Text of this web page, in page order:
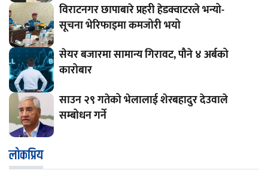
विराटनगर छापाबारे प्रहरी हेडक्वाटरले भन्यो-
सूचना भेरिफाइमा कमजोरी भयो
सेयर बजारमा सामान्य गिरावट, पौने ४ अर्बको
कारोबार
साउन २९ गतेको भेलालाई शेरबहादुर देउवाले
सम्बोधन गर्ने
लाेकप्रिय